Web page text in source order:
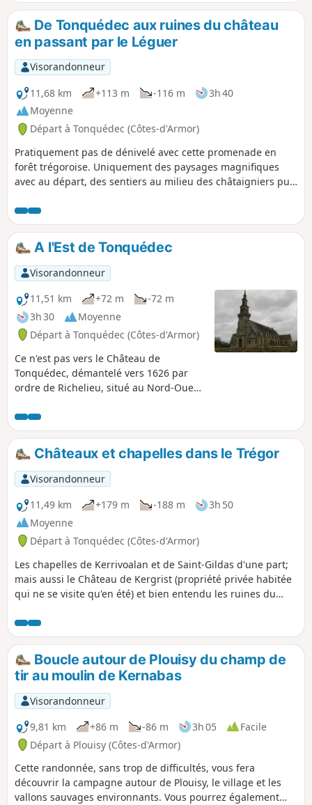
De Tonquédec aux ruines du château
en passant par le Léguer
Visorandonneur
11,68 km
+113 m -116 m
3h 40
Moyenne
Départ à Tonquédec (Côtes-d'Armor)
Pratiquement pas de dénivelé avec cette promenade en
forêt trégoroise. Uniquement des paysages magnifiques
avec au départ, des sentiers au milieu des châtaigniers puis
une découverte des ruines très imposantes du Château de
Tonquédec. À la fin du périple, ne pas oublier de visiter
l'église du bourg.
A l'Est de Tonquédec
Visorandonneur
11,51 km
+72 m
-72 m
3h 30
Moyenne
Départ à Tonquédec (Côtes-d'Armor)
Ce n'est pas vers le Château de
Tonquédec, démantelé vers 1626 par
ordre de Richelieu, situé au Nord-Ouest
invitons de randonner mais plutôt au
Sud-Est de ce village. Nous y
retrouverons le Guindy, rivière chère
aux Trégorrois, mais également des
chemins creux verdoyants dans une
campagne luxuriante.
Châteaux et chapelles dans le Trégor
Visorandonneur
11,49 km
+179 m -188 m
3h 50
Moyenne
Départ à Tonquédec (Côtes-d'Armor)
Les chapelles de Kerrivoalan et de Saint-Gildas d'une part;
mais aussi le Château de Kergrist (propriété privée habitée
qui ne se visite qu'en été) et bien entendu les ruines du
les moulins de Traoumorvan, de Kergrist et de Kergrot sont
des témoignages, tout au long de ce parcours, d'une
Bretagne autrefois guerrière, pieuse et agricole, devenue
aujourd'hui touristique.
Boucle autour de Plouisy du champ de
tir au moulin de Kernabas
Visorandonneur
9,81 km
+86 m -86 m 3h 05
Facile
Départ à Plouisy (Côtes-d'Armor)
Cette randonnée, sans trop de difficultés, vous fera
découvrir la campagne autour de Plouisy, le village et les
vallons sauvages environnants. Vous pourrez également